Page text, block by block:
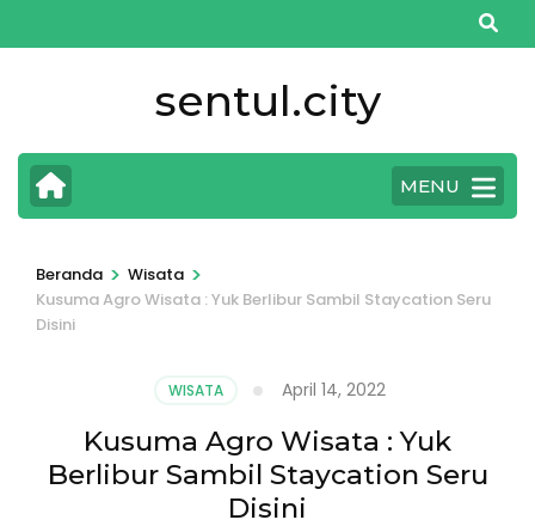
ke
Enter)
sentul.city
MENU
Beranda > Wisata >
Kusuma Agro Wisata : Yuk Berlibur Sambil Staycation Seru
Disini
WISATA April 14, 2022
Kusuma Agro Wisata : Yuk
Berlibur Sambil Staycation Seru
Disini